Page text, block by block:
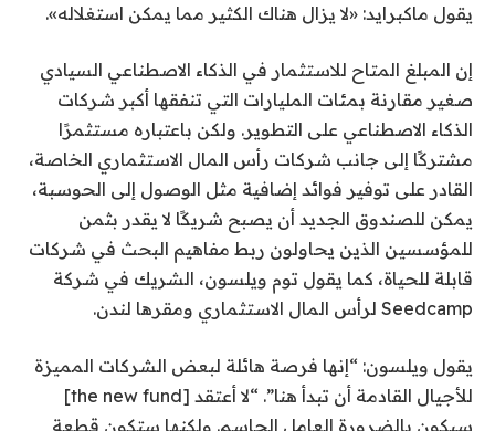
يقول ماكبرايد: «لا يزال هناك الكثير مما يمكن استغلاله».
إن المبلغ المتاح للاستثمار في الذكاء الاصطناعي السيادي
صغير مقارنة بمئات المليارات التي تنفقها أكبر شركات
الذكاء الاصطناعي على التطوير. ولكن باعتباره مستثمرًا
مشتركًا إلى جانب شركات رأس المال الاستثماري الخاصة،
القادر على توفير فوائد إضافية مثل الوصول إلى الحوسبة،
يمكن للصندوق الجديد أن يصبح شريكًا لا يقدر بثمن
للمؤسسين الذين يحاولون ربط مفاهيم البحث في شركات
قابلة للحياة، كما يقول توم ويلسون، الشريك في شركة
Seedcamp لرأس المال الاستثماري ومقرها لندن.
يقول ويلسون: “إنها فرصة هائلة لبعض الشركات المميزة
للأجيال القادمة أن تبدأ هنا”. “لا أعتقد [the new fund]
سيكون بالضرورة العامل الحاسم. ولكنها ستكون قطعة